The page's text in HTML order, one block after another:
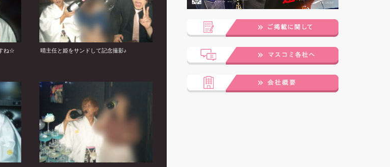
ね☆ 晴主任と姫をサンドして記念撮影♪